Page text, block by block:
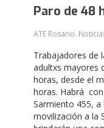
Paro de 48
ATE Rosario.
Trabajadores de
adultxs mayores
horas, desde el
horas. Habrá
Sarmiento 455, a
movilización a la